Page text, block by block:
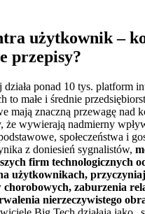
użytkownik –
przepisy?
ponad 10 tys. platform
to małe i średnie
mają znaczną przewagę nad
że wywierają nadmierny
społeczeństwa i
z doniesień sygnalistów,
firm technologicznych
użytkownikach,
chorobowych, zaburzenia
nierzeczywistego